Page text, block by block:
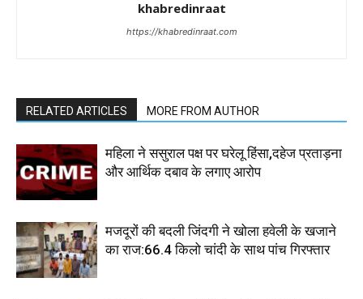
khabredinraat
https://khabredinraat.com
RELATED ARTICLES MORE FROM AUTHOR
महिला ने ससुराल पक्ष पर घरेलू हिंसा,दहेज प्रताड़ना
और आर्थिक दबाव के लगाए आरोप
मजदूरों की बदली जिंदगी ने खोला हवेली के खजाने
का राज:66.4 किलो चांदी के साथ पांच गिरफ्तार